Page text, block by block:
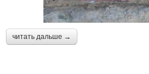
читать дальше →